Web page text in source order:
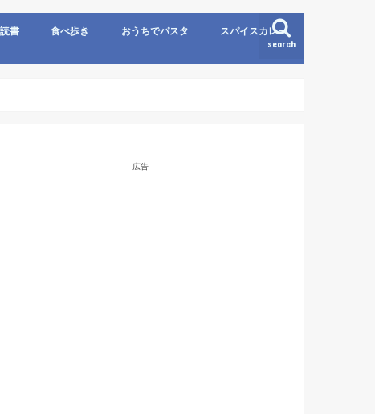
search
読書 食べ歩き おうちでパスタ スパイスカレー
広告